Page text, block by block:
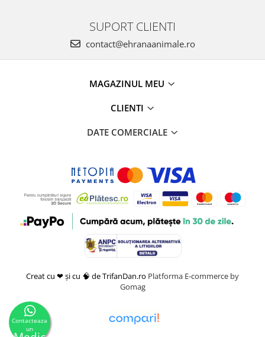
SUPORT CLIENTI
contact@ehranaanimale.ro
MAGAZINUL MEU
CLIENTI
DATE COMERCIALE
Creat cu ❤ și cu 🧠 de TrifanDan.ro Platforma E-commerce by
Gomag
Contacteaza
un